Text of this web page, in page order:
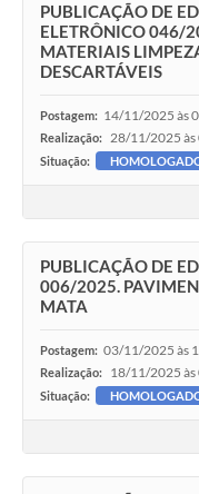
PUBLICAÇÃO DE
ELETRÔNICO 046/
MATERIAIS
DESCARTÁVEIS
Postagem: 14/11/2025 às
Realização: 28/11/2025 às
Situação:
PUBLICAÇÃO DE
006/2025.
MATA
Postagem: 03/11/2025 às
Realização: 18/11/2025
Situação: